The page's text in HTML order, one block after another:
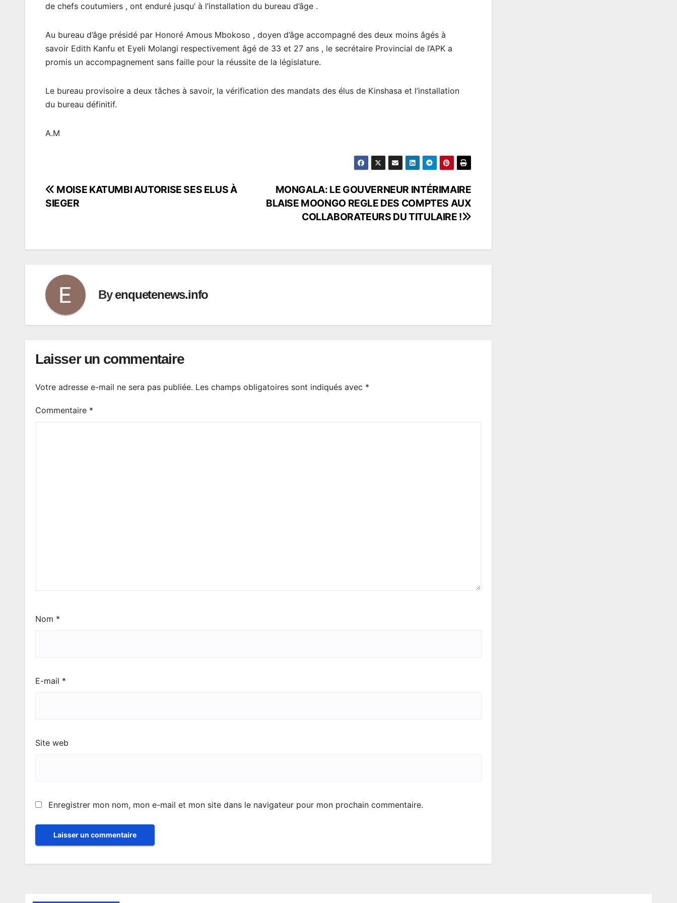
de chefs coutumiers , ont enduré jusqu’ à l’installation du bureau d’âge .
Au bureau d’âge présidé par Honoré Amous Mbokoso , doyen d’âge accompagné des deux moins âgés à
savoir Edith Kanfu et Eyeli Molangi respectivement âgé de 33 et 27 ans , le secrétaire Provincial de l’APK a
promis un accompagnement sans faille pour la réussite de la législature.
Le bureau provisoire a deux tâches à savoir, la vérification des mandats des élus de Kinshasa et l’installation
du bureau définitif.
A.M
Navigation
MONGALA: LE GOUVERNEUR INTÉRIMAIRE
BLAISE MOONGO REGLE DES COMPTES AUX
COLLABORATEURS DU TITULAIRE !
MOISE KATUMBI AUTORISE SES ELUS À
SIEGER
Byenquetenews.info
Laisser un commentaire
Votre adresse e-mail ne sera pas publiée. Les champs obligatoires sont indiqués avec *
Commentaire *
Nom *
E-mail *
Site web
Enregistrer mon nom, mon e-mail et mon site dans le navigateur pour mon prochain commentaire.